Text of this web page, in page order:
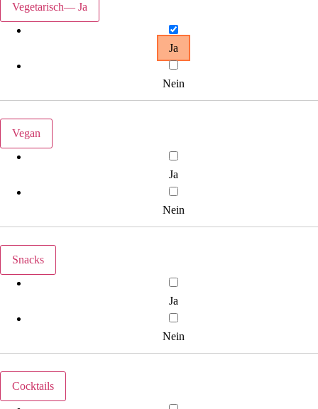
Vegetarisch— Ja
Ja
Nein
Vegan
Ja
Nein
Snacks
Ja
Nein
Cocktails